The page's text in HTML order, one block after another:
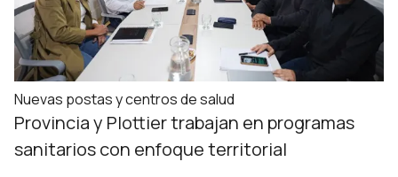
Nuevas postas y centros de salud
Provincia y Plottier trabajan en programas
sanitarios con enfoque territorial